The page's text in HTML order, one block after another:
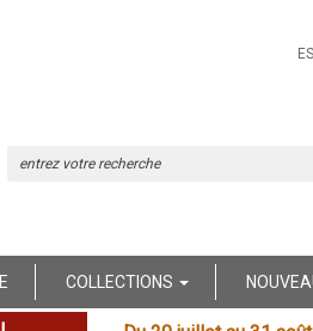
COLLECTIONS